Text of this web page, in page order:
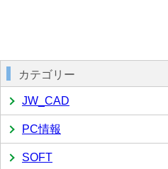
カテゴリー
JW_CAD
PC情報
SOFT